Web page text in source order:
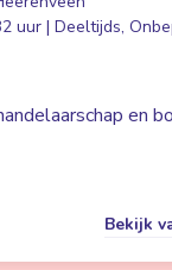
uur | Deeltijds,
en
Bekijk